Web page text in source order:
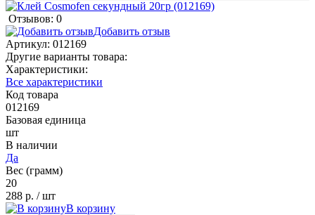
Отзывов: 0
Добавить отзыв
Артикул: 012169
Другие варианты товара:
Характеристики:
Все характеристики
Код товара
012169
Базовая единица
шт
В наличии
Да
Вес (грамм)
20
288 р. / шт
В корзину